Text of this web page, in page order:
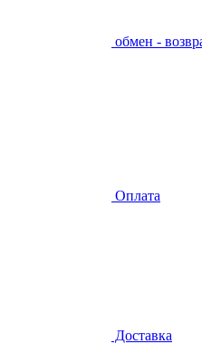
обмен -
Оплата
Доставка